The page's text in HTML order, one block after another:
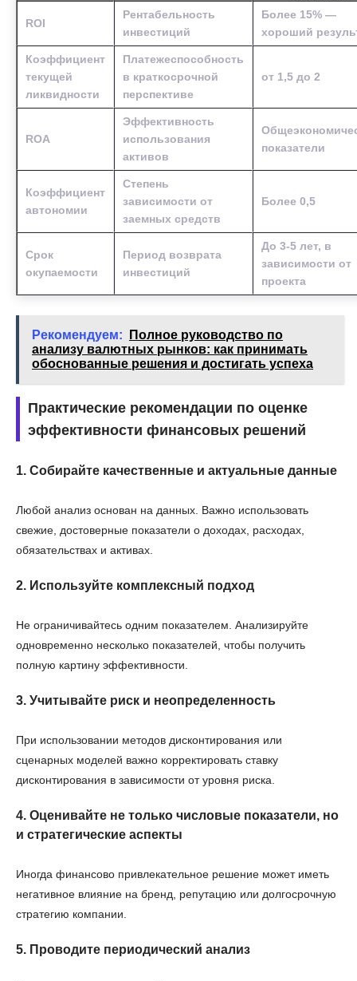
ROI
Рентабельность
инвестиций
Более 15% —
хороший
Коэффициент
текущей
ликвидности
Платежеспособность
в краткосрочной
перспективе
от 1,5 до 2
ROA
Эффективность
использования
активов
показатели
Коэффициент
автономии
Степень
зависимости от
заемных средств
Более 0,5
Срок
окупаемости
Период возврата
инвестиций
До 3-5 лет, в
зависимости от
проекта
Рекомендуем:
Полное руководство по
анализу валютных рынков: как принимать
обоснованные решения и достигать успеха
Практические рекомендации по оценке
эффективности финансовых решений
1. Собирайте качественные и актуальные данные
Любой анализ основан на данных. Важно использовать
свежие, достоверные показатели о доходах, расходах,
обязательствах и активах.
2. Используйте комплексный подход
Не ограничивайтесь одним показателем. Анализируйте
одновременно несколько показателей, чтобы получить
полную картину эффективности.
3. Учитывайте риск и неопределенность
При использовании методов дисконтирования или
сценарных моделей важно корректировать ставку
дисконтирования в зависимости от уровня риска.
4. Оценивайте не только числовые показатели, но
и стратегические аспекты
Иногда финансово привлекательное решение может иметь
негативное влияние на бренд, репутацию или долгосрочную
стратегию компании.
5. Проводите периодический анализ